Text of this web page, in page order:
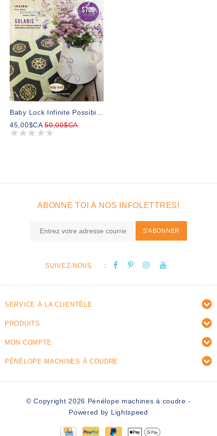
45,00$CA50,00$CA
ABONNE TOI À NOS INFOLETTRES!
S'ABONNER
SUIVEZ-NOUS :
SERVICE À LA CLIENTÈLE
PRODUITS
MON COMPTE
PÉNÉLOPE MACHINES À COUDRE
© Copyright 2026 Pénélope machines à coudre -
Powered by Lightspeed